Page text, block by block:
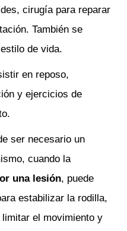
cirugía para reparar
También se
de vida.
en reposo,
y ejercicios de
ser necesario un
cuando la
una lesión, puede
estabilizar la rodilla,
el movimiento y